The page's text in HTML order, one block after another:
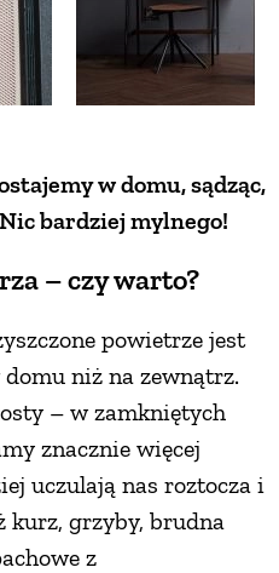
w domu, sądząc,
bardziej mylnego!
– czy warto?
powietrze jest
niż na zewnątrz.
– w zamkniętych
znacznie więcej
uczulają nas roztocza i
kurz, grzyby, brudna
z
DOMOWE